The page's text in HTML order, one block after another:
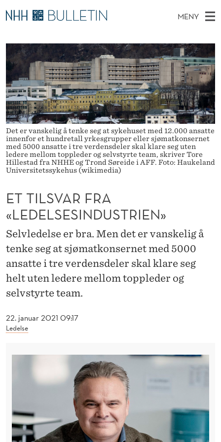
E
T
T
L
S
V
A
R
F
R
A
L
E
D
E
L
S
MENY
O
V
E
D
M
E
N
Y
Ø
I
N
E
T
S
T
E
D
E
T
Stipendiater og nye forskerprofiler
Disputaser
Ekspertutvalg
Om Bulletin
Det er vanskelig å tenke seg at sykehuset med 12.000 ansatte
innenfor et hundretall yrkesgrupper eller sjømatkonsernet
med 5000 ansatte i tre verdensdeler skal klare seg uten
ledere mellom toppleder og selvstyrte team, skriver Tore
Hillestad fra NHHE og Trond Søreide i AFF. Foto: Haukeland
Universitetssykehus (wikimedia)
22. januar 2021 09:17
Ledelse
ET TILSVAR FRA
«LEDELSESINDUSTRIEN»
Selvledelse er bra. Men det er vanskelig å
tenke seg at sjømatkonsernet med 5000
ansatte i tre verdensdeler skal klare seg
helt uten ledere mellom toppleder og
selvstyrte team.